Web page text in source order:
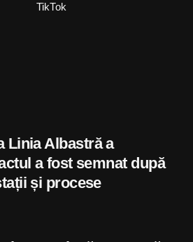
TikTok
Linia Albastră a
a fost semnat după
și procese